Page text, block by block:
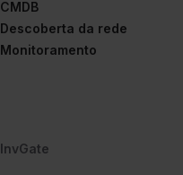
CMDB
Descoberta da rede
Monitoramento
InvGate